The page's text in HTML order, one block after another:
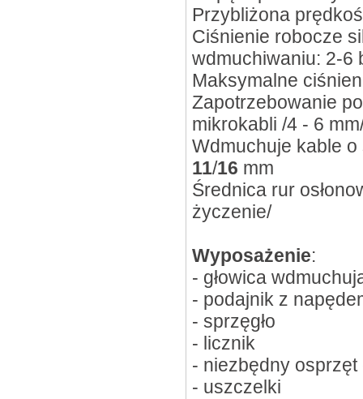
Przybliżona
Ciśnienie robocze
wdmuchiwaniu: 2-6
Maksymalne
Zapotrzebowanie
mikrokabli /4 - 6
Wdmuchuje kable
11/16 mm
Średnica rur
życzenie/
Wyposażenie:
- głowica
- podajnik z
- sprzęgło
- licznik
- niezbędny
- uszczelki